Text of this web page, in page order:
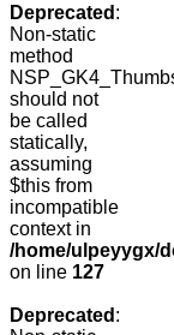
Deprecated :
Non-static
method
should not
be called
statically,
assuming
$this from
incompatible
context in
/home/ulpeyygx/
on line 127
Deprecated :